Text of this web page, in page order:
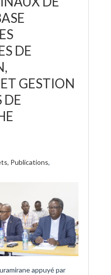
DE
GESTION
DE
, Publications,
appuyé par